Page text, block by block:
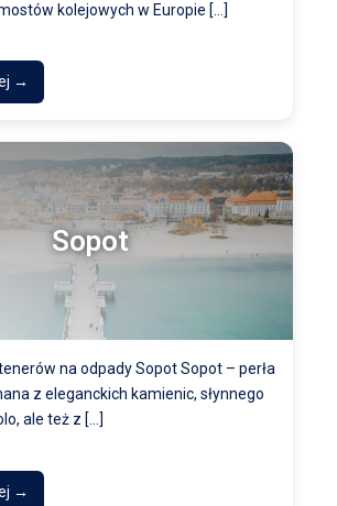
kolejowych w Europie […]
→
Sopot
na odpady Sopot Sopot – perła
z eleganckich kamienic, słynnego
ale też z […]
→